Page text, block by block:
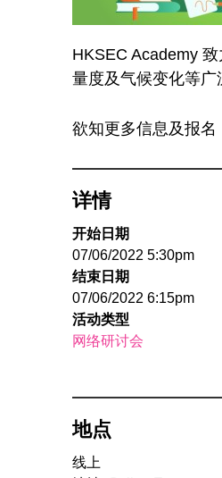
HKSEC Academy
量度及气候变化等广
欲知更多信息及报名
详情
开始日期
07/06/2022 5:30pm
结束日期
07/06/2022 6:15pm
活动类型
网络研讨会
地点
线上